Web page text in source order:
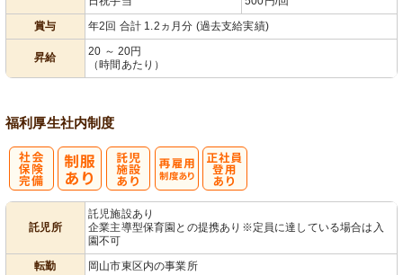
賞与
年2回 合計 1.2ヵ月分 (過去支給実績)
昇給
20 ～ 20円
（時間あたり）
福利厚生社内制度
託児所
託児施設あり
企業主導型保育園との提携あり※定員に達している場合は入
園不可
転勤
岡山市東区内の事業所